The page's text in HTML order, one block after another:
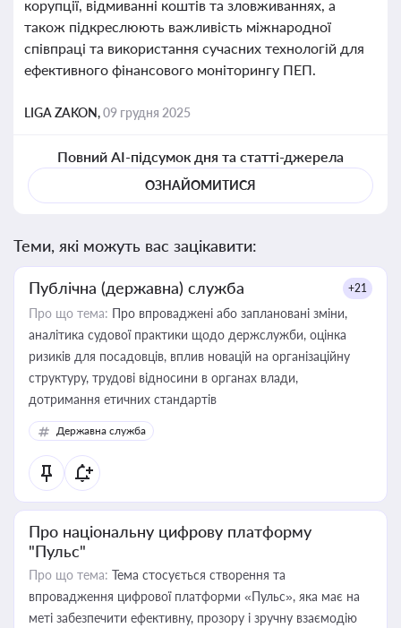
корупції, відмиванні коштів та зловживаннях, а
також підкреслюють важливість міжнародної
співпраці та використання сучасних технологій для
ефективного фінансового моніторингу ПЕП.
LIGA ZAKON,09 грудня 2025
Повний AI-підсумок дня та статті-джерела
ОЗНАЙОМИТИСЯ
Теми, які можуть вас зацікавити:
Публічна (державна) служба +21
Про що тема: Про впроваджені або заплановані зміни,
аналітика судової практики щодо держслужби, оцінка
ризиків для посадовців, вплив новацій на організаційну
структуру, трудові відносини в органах влади,
дотримання етичних стандартів
Державна служба
Про національну цифрову платформу
"Пульс"
Про що тема: Тема стосується створення та
впровадження цифрової платформи «Пульс», яка має на
меті забезпечити ефективну, прозору і зручну взаємодію